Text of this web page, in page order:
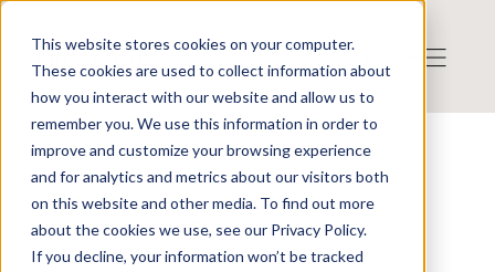
This website stores cookies on your computer.
These cookies are used to collect information about
how you interact with our website and allow us to
remember you. We use this information in order to
improve and customize your browsing experience
and for analytics and metrics about our visitors both
on this website and other media. To find out more
about the cookies we use, see our Privacy Policy.
If you decline, your information won’t be tracked
NYHETER ÖVERSIKT
Visa även historiska bolag